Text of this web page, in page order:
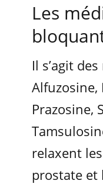
Les
Il s’agit
Alfuzosine,
Prazosine,
relaxent
prostate et